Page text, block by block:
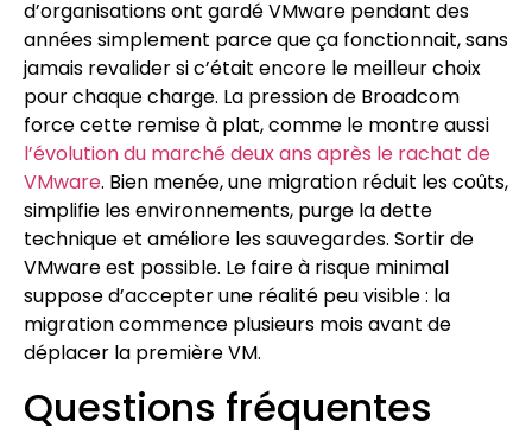
d’organisations ont gardé VMware pendant des
années simplement parce que ça fonctionnait, sans
jamais revalider si c’était encore le meilleur choix
pour chaque charge. La pression de Broadcom
force cette remise à plat, comme le montre aussi
l’évolution du marché deux ans après le rachat de
VMware. Bien menée, une migration réduit les coûts,
simplifie les environnements, purge la dette
technique et améliore les sauvegardes. Sortir de
VMware est possible. Le faire à risque minimal
suppose d’accepter une réalité peu visible : la
migration commence plusieurs mois avant de
déplacer la première VM.
Questions fréquentes